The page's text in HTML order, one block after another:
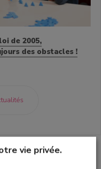
de 2005,
des obstacles !
vie privée.